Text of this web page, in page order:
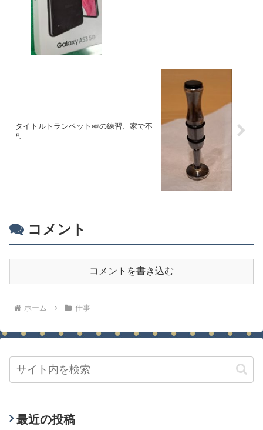
タイトルトランペット🎺の練習、家で不
可
コメント
コメントを書き込む
ホーム 仕事
最近の投稿